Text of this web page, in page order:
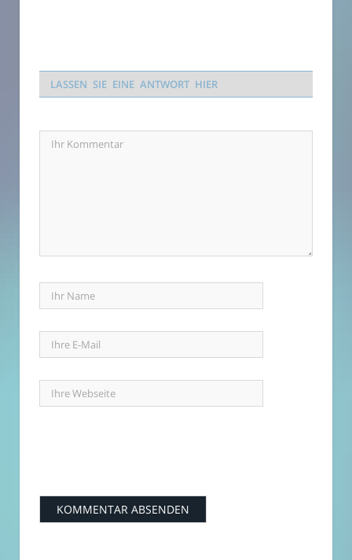
LASSEN SIE EINE ANTWORT HIER